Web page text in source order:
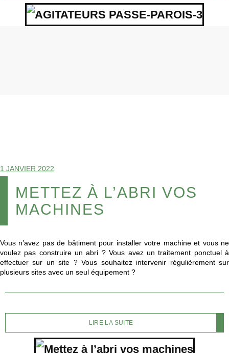
1 JANVIER 2022
METTEZ À L’ABRI VOS
MACHINES
Vous n’avez pas de bâtiment pour installer votre machine et vous ne
voulez pas construire un abri ? Vous avez un traitement ponctuel à
effectuer sur un site ? Vous souhaitez intervenir régulièrement sur
plusieurs sites avec un seul équipement ?
LIRE LA SUITE